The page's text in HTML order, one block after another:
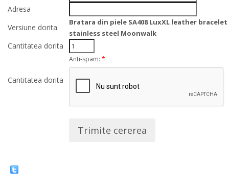
Adresa
Versiune dorita
Bratara din piele SA408 LuxXL leather
stainless steel Moonwalk
Cantitatea dorita
Cantitatea dorita
Anti-spam: *
Trimite cererea